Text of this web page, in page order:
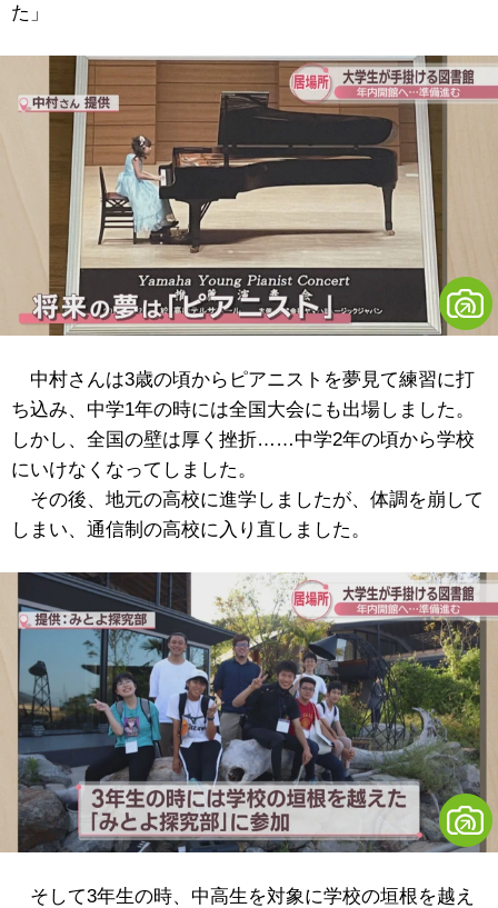
た」
中村さんは3歳の頃からピアニストを夢見て練習に打
ち込み、中学1年の時には全国大会にも出場しました。
しかし、全国の壁は厚く挫折……中学2年の頃から学校
にいけなくなってしました。
その後、地元の高校に進学しましたが、体調を崩して
しまい、通信制の高校に入り直しました。
そして3年生の時、中高生を対象に学校の垣根を越え